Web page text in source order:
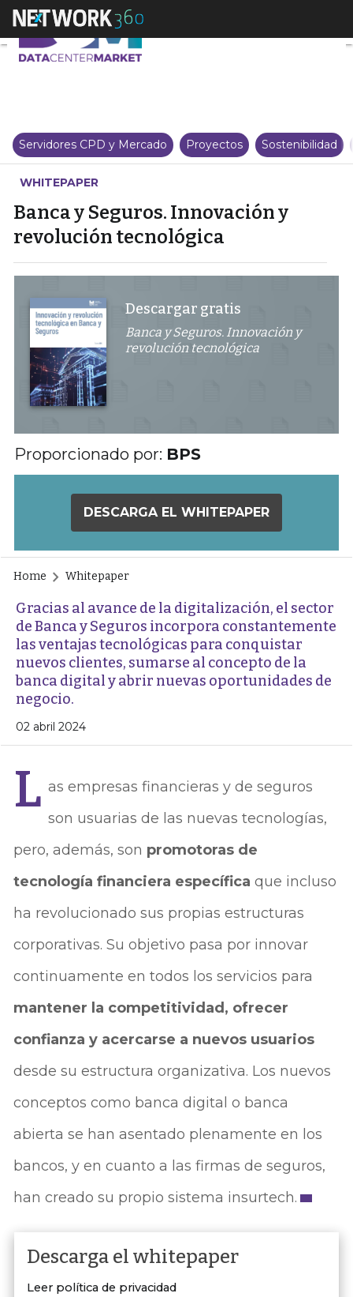
Banca y Seguros. Innovación y
Servidores CPD y Mercado Proyectos Sostenibilidad
WHITEPAPER
Banca y Seguros. Innovación y
revolución tecnológica
Descargar gratis
Banca y Seguros. Innovación y
revolución tecnológica
Proporcionado por: BPS
DESCARGA EL WHITEPAPER
Home Whitepaper
Gracias al avance de la digitalización, el sector
de Banca y Seguros incorpora constantemente
las ventajas tecnológicas para conquistar
nuevos clientes, sumarse al concepto de la
banca digital y abrir nuevas oportunidades de
negocio.
02 abril 2024
L as empresas financieras y de seguros
son usuarias de las nuevas tecnologías,
pero, además, son promotoras de
tecnología financiera específica que incluso
ha revolucionado sus propias estructuras
corporativas. Su objetivo pasa por innovar
continuamente en todos los servicios para
mantener la competitividad, ofrecer
confianza y acercarse a nuevos usuarios
desde su estructura organizativa. Los nuevos
conceptos como banca digital o banca
abierta se han asentado plenamente en los
bancos, y en cuanto a las firmas de seguros,
han creado su propio sistema insurtech.
Descarga el whitepaper
Leer política de privacidad